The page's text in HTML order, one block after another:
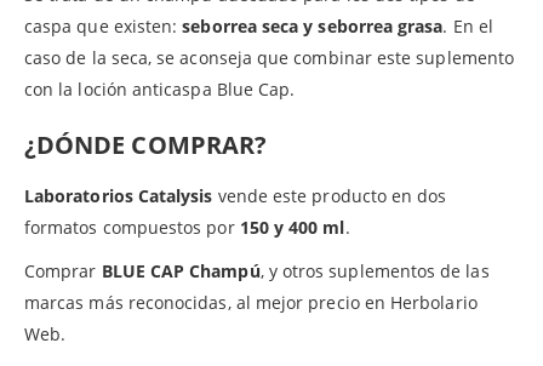
caspa que existen:seborrea seca y seborrea grasa. En el
caso de la seca, se aconseja que combinar este suplemento
con la loción anticaspa Blue Cap.
¿DÓNDE COMPRAR?
Laboratorios Catalysis vende este producto en dos
formatos compuestos por 150 y 400 ml.
Comprar BLUE CAP Champú, y otros suplementos de las
marcas más reconocidas, al mejor precio en Herbolario
Web.